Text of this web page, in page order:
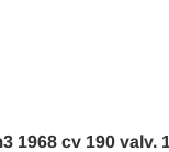
1968 cv 190 valv.